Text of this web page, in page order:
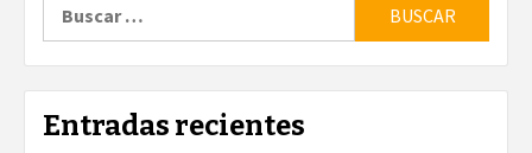
Entradas recientes